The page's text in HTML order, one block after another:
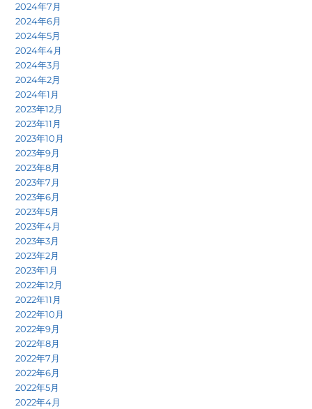
2024年7月
2024年6月
2024年5月
2024年4月
2024年3月
2024年2月
2024年1月
2023年12月
2023年11月
2023年10月
2023年9月
2023年8月
2023年7月
2023年6月
2023年5月
2023年4月
2023年3月
2023年2月
2023年1月
2022年12月
2022年11月
2022年10月
2022年9月
2022年8月
2022年7月
2022年6月
2022年5月
2022年4月